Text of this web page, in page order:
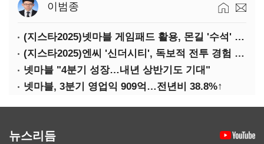
이범종
(지스타2025)넷마블 게임패드 활용, 몬길 '수석' 7대죄 '차석'
(지스타2025)엔씨 '신더시티', 독보적 전투 경험 필요
넷마블 "4분기 성장…내년 상반기도 기대"
넷마블, 3분기 영업익 909억…전년비 38.8%↑
뉴스리듬